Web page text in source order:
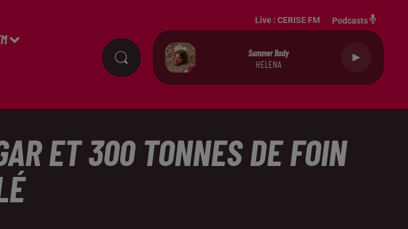
Live : CERISE FM Podcasts
Summer Body
HELENA
ET 300 TONNES DE FOIN